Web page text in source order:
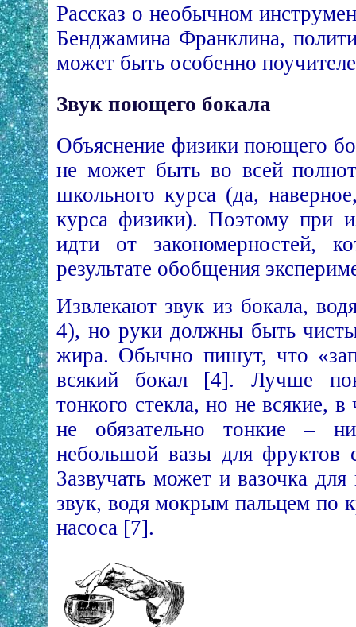
Рассказ о необычном
Бенджамина Франклина,
может быть особенно
Звук поющего бокала
Объяснение физики поющего
не может быть во всей
школьного курса (да,
курса физики). Поэтому при
идти от закономерностей,
результате обобщения
Извлекают звук из бокала,
4), но руки должны быть
жира. Обычно пишут, что
всякий бокал [4]. Лучше
тонкого стекла, но не всякие,
не обязательно тонкие –
небольшой вазы для
Зазвучать может и вазочка для
звук, водя мокрым пальцем по
насоса [7].